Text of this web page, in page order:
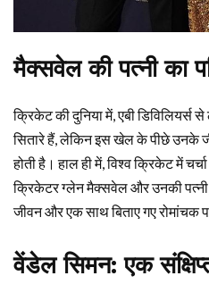
मैक्सवेल की पत्नी का
क्रिकेट की दुनिया में, एबी डिविलियर्स
सितारे हैं, लेकिन इस खेल के पीछे उनके
होती है। हाल ही में, विश्व क्रिकेट में
क्रिकेटर ग्लेन मैक्सवेल और उनकी
जीवन और एक साथ बिताए गए रोमांचक
वेंडेल सिमन: एक